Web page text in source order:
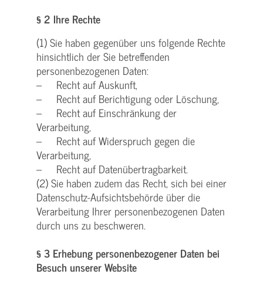
§ 2 Ihre Rechte
(1) Sie haben gegenüber uns folgende Rechte
hinsichtlich der Sie betreffenden
personenbezogenen Daten:
– Recht auf Auskunft,
– Recht auf Berichtigung oder Löschung,
– Recht auf Einschränkung der
Verarbeitung,
– Recht auf Widerspruch gegen die
Verarbeitung,
– Recht auf Datenübertragbarkeit.
(2) Sie haben zudem das Recht, sich bei einer
Datenschutz-Aufsichtsbehörde über die
Verarbeitung Ihrer personenbezogenen Daten
durch uns zu beschweren.
§ 3 Erhebung personenbezogener Daten bei
Besuch unserer Website